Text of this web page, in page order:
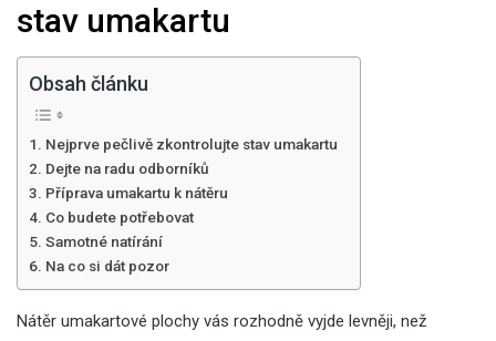
stav umakartu
Obsah článku
Nejprve pečlivě zkontrolujte stav umakartu
Dejte na radu odborníků
Příprava umakartu k nátěru
Co budete potřebovat
Samotné natírání
Na co si dát pozor
Nátěr umakartové plochy vás rozhodně vyjde levněji, než